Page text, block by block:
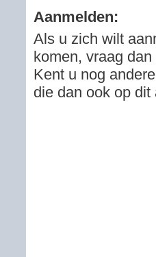
Aanmelden:
Als u zich wilt
komen, vraag
Kent u nog
die dan ook op